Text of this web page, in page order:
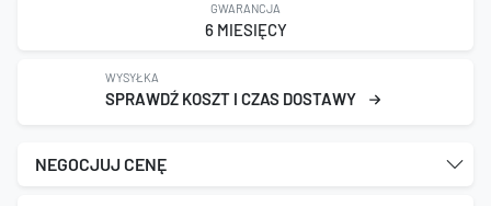
GWARANCJA
6 MIESIĘCY
WYSYŁKA
SPRAWDŹ KOSZT I CZAS DOSTAWY
NEGOCJUJ CENĘ